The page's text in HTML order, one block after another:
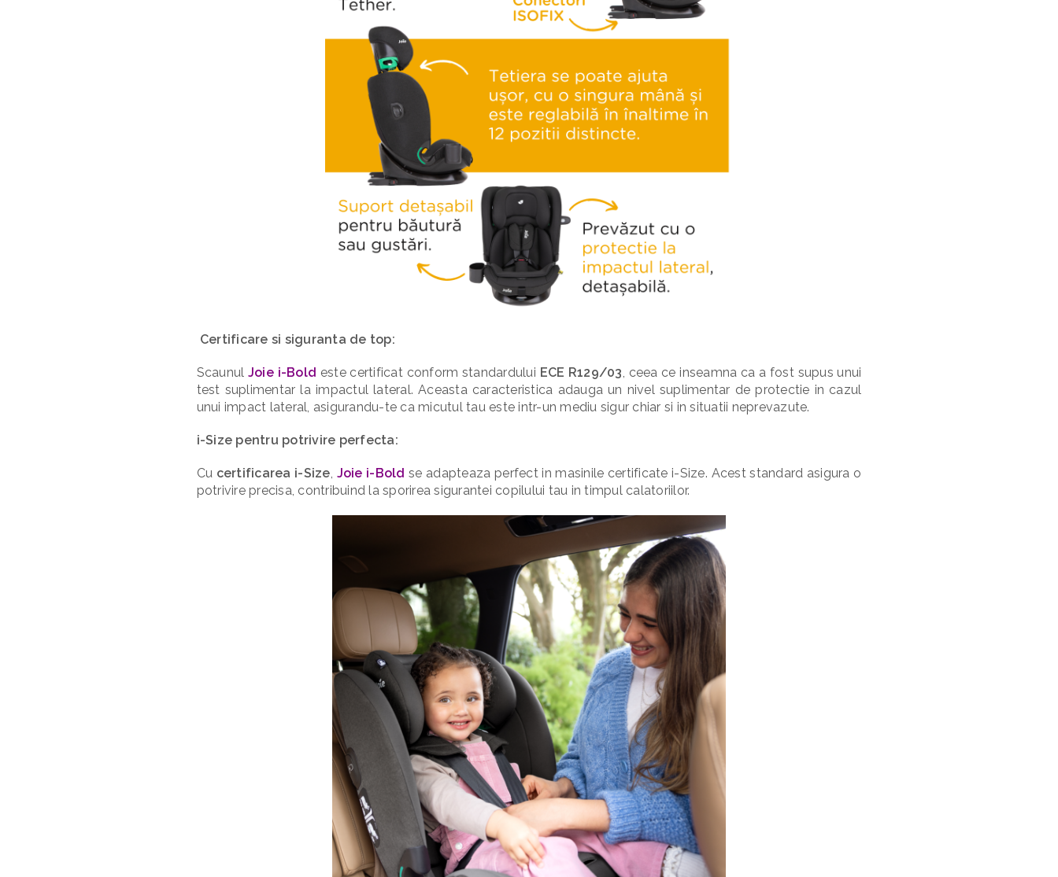
Certificare si siguranta de top:
Scaunul Joie i-Bold este certificat conform standardului ECE R129/03, ceea ce inseamna ca a fost supus unui
test suplimentar la impactul lateral. Aceasta caracteristica adauga un nivel suplimentar de protectie in cazul
unui impact lateral, asigurandu-te ca micutul tau este intr-un mediu sigur chiar si in situatii neprevazute.
i-Size pentru potrivire perfecta:
Cu certificarea i-Size, Joie i-Bold se adapteaza perfect in masinile certificate i-Size. Acest standard asigura o
potrivire precisa, contribuind la sporirea sigurantei copilului tau in timpul calatoriilor.